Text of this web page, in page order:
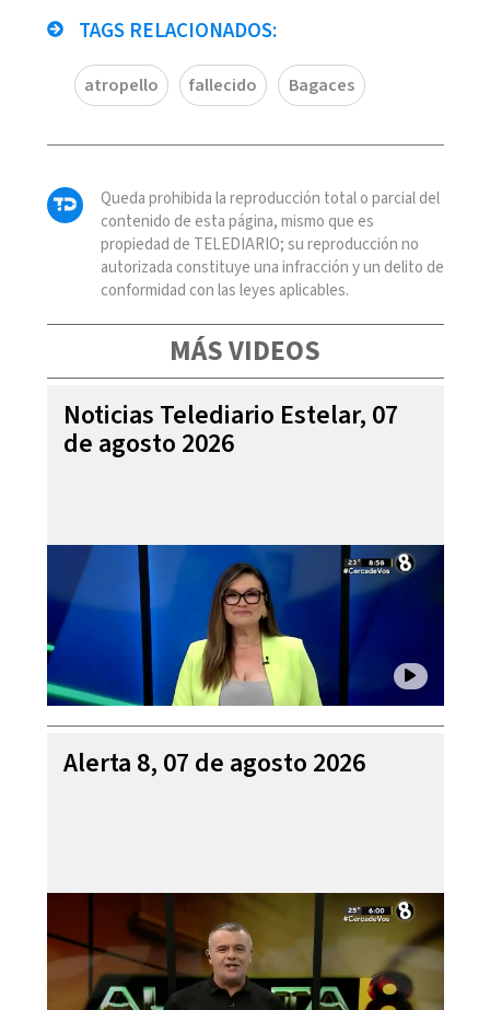
TAGS RELACIONADOS:
atropello fallecido Bagaces
Queda prohibida la reproducción total o parcial del
contenido de esta página, mismo que es
propiedad de TELEDIARIO; su reproducción no
autorizada constituye una infracción y un delito de
conformidad con las leyes aplicables.
MÁS VIDEOS
Noticias Telediario Estelar, 07
de agosto 2026
Alerta 8, 07 de agosto 2026